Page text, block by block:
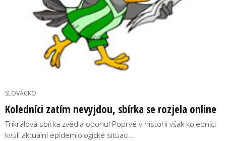
SLOVÁCKO
Koledníci zatím nevyjdou, sbírka se rozjela online
Tříkrálová sbírka zvedla oponu! Poprvé v historii však koledníci
kvůli aktuální epidemiologické situaci…